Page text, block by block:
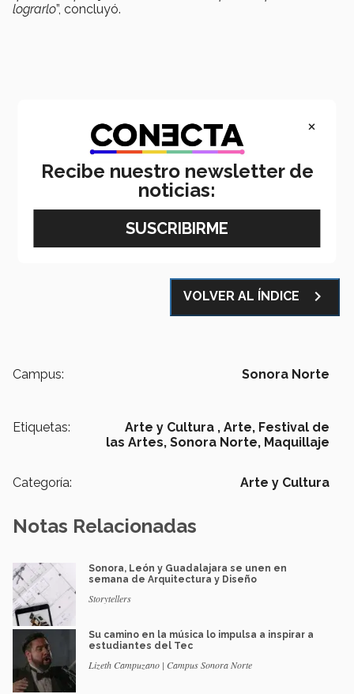
lograrlo”, concluyó.
X
Facebook
WhatsApp
LinkedIn
Email
VOLVER AL ÍNDICE navigate_next
Campus: Sonora Norte
Etiquetas: Arte y Cultura , Arte, Festival de
las Artes, Sonora Norte, Maquillaje
Categoría: Arte y Cultura
Notas Relacionadas
Sonora, León y Guadalajara se unen en
semana de Arquitectura y Diseño
Storytellers
Su camino en la música lo impulsa a inspirar a
estudiantes del Tec
Lizeth Campuzano | Campus Sonora Norte
×
Recibe nuestro newsletter de
noticias: